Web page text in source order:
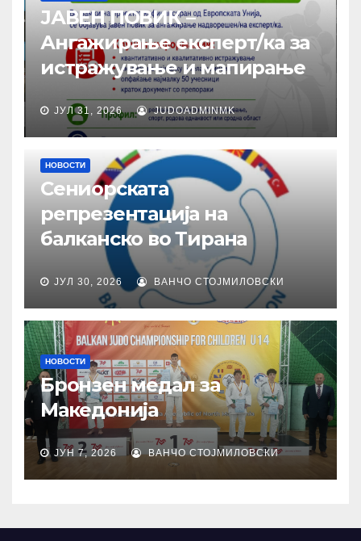
ЈАВЕН ПОВИК –
Ангажирање експерт/ка за
истражување и мапирање
ЈУЛ 31, 2026 JUDOADMINMK
НОВОСТИ
Сениорската
репрезентација на
балканско во Тирана
ЈУЛ 30, 2026 ВАНЧО СТОЈМИЛОВСКИ
НОВОСТИ
Бронзен медал за
Македонија
ЈУН 7, 2026 ВАНЧО СТОЈМИЛОВСКИ